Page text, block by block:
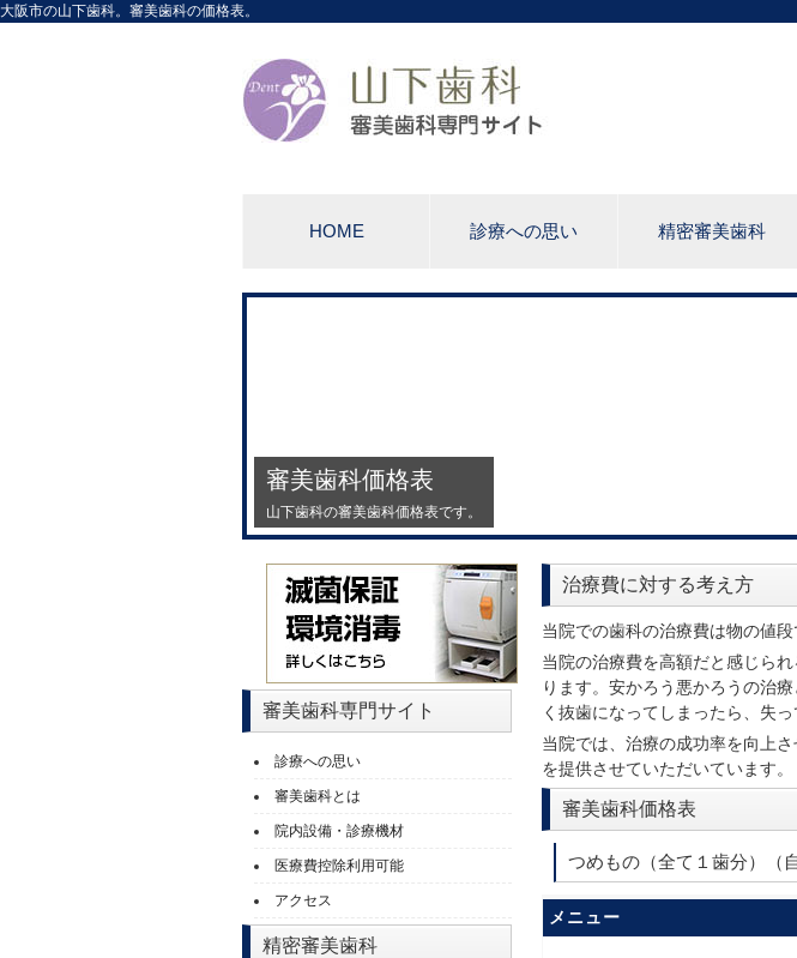
大阪市の山下歯科。審美歯科の価格表。
HOME 診療への思い 精密審美歯科
審美歯科価格表
山下歯科の審美歯科価格表です。
治療費に対する考え方
当院での歯科の治療費は物の値段
当院の治療費を高額だと感じら
ります。安かろう悪かろうの治療
く抜歯になってしまったら、失
当院では、治療の成功率を向上
を提供させていただいています。
審美歯科価格表
つめもの（全て１歯分）（
メニュー
審美歯科専門サイト
診療への思い
審美歯科とは
院内設備・診療機材
医療費控除利用可能
アクセス
精密審美歯科